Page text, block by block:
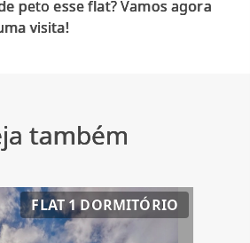
peto esse flat? Vamos agora
mesmo agendar uma visita!
também
FLAT 1 DORMITÓRIO